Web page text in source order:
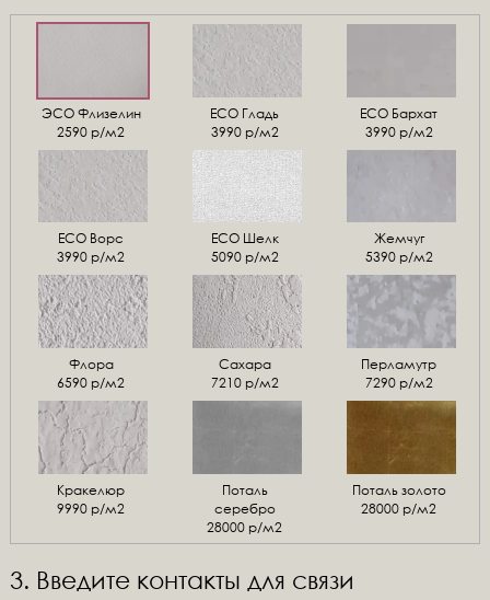
ЭСО Флизелин
2590 р/м2
ЕСО Гладь
3990 р/м2
ECO Бархат
3990 р/м2
ЕСО Ворс
3990 р/м2
ЕСО Шелк
5090 р/м2
Жемчуг
5390 р/м2
Флора
6590 р/м2
Сахара
7210 р/м2
Перламутр
7290 р/м2
Кракелюр
9990 р/м2
Поталь
серебро
28000 р/м2
Поталь золото
28000 р/м2
3. Введите контакты для связи